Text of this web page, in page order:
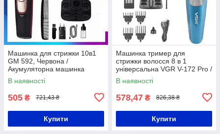
Машинка для стрижки 10в1
GM 592, Червона /
Акумуляторна машинка
триммер з насадками /
Електробритва
В наявності
505 ₴ 721,43 ₴
Купити
Машинка тример для
стрижки волосся 8 в 1
універсальна VGR V-172 Pro /
Професійна машинка для
стрижки
В наявності
578,47 ₴ 826,38 ₴
Купити